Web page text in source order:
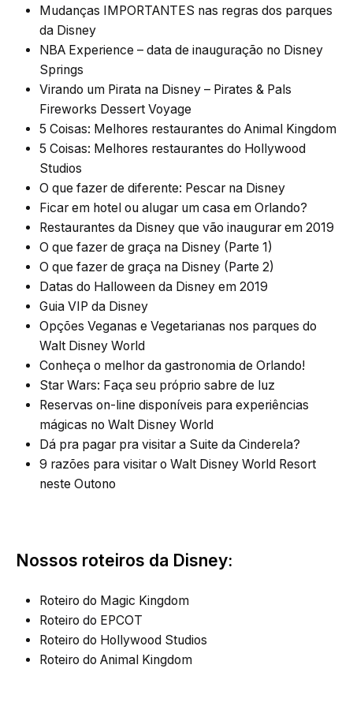
Mudanças IMPORTANTES nas regras dos parques
da Disney
NBA Experience – data de inauguração no Disney
Springs
Virando um Pirata na Disney – Pirates & Pals
Fireworks Dessert Voyage
5 Coisas: Melhores restaurantes do Animal Kingdom
5 Coisas: Melhores restaurantes do Hollywood
Studios
O que fazer de diferente: Pescar na Disney
Ficar em hotel ou alugar um casa em Orlando?
Restaurantes da Disney que vão inaugurar em 2019
O que fazer de graça na Disney (Parte 1)
O que fazer de graça na Disney (Parte 2)
Datas do Halloween da Disney em 2019
Guia VIP da Disney
Opções Veganas e Vegetarianas nos parques do
Walt Disney World
Conheça o melhor da gastronomia de Orlando!
Star Wars: Faça seu próprio sabre de luz
Reservas on-line disponíveis para experiências
mágicas no Walt Disney World
Dá pra pagar pra visitar a Suite da Cinderela?
9 razões para visitar o Walt Disney World Resort
neste Outono
Nossos roteiros da Disney:
Roteiro do Magic Kingdom
Roteiro do EPCOT
Roteiro do Hollywood Studios
Roteiro do Animal Kingdom